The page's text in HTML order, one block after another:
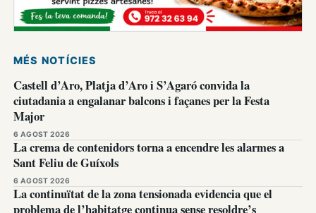
MÉS NOTÍCIES
Castell d’Aro, Platja d’Aro i S’Agaró convida la
ciutadania a engalanar balcons i façanes per la Festa
Major
6 AGOST 2026
La crema de contenidors torna a encendre les alarmes a
Sant Feliu de Guíxols
6 AGOST 2026
La continuïtat de la zona tensionada evidencia que el
problema de l’habitatge continua sense resoldre’s